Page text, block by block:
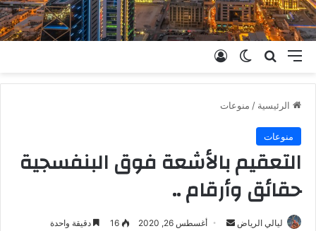
القائمة بحث عنالوضع المظلم
الرئيسية / منوعات
منوعات
التعقيم بالأشعة فوق البنفسجية
حقائق وأرقام ..
ليالي الرياض
أرسل أغسطس 26, 2020 16 دقيقة واحدة